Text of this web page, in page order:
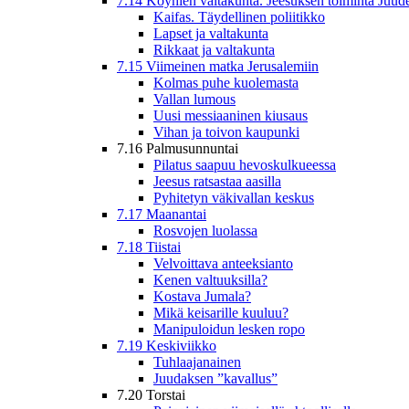
Kaifas. Täydellinen poliitikko
Lapset ja valtakunta
Rikkaat ja valtakunta
7.15 Viimeinen matka Jerusalemiin
Kolmas puhe kuolemasta
Vallan lumous
Uusi messiaaninen kiusaus
Vihan ja toivon kaupunki
7.16 Palmusunnuntai
Pilatus saapuu hevoskulkueessa
Jeesus ratsastaa aasilla
Pyhitetyn väkivallan keskus
7.17 Maanantai
Rosvojen luolassa
7.18 Tiistai
Velvoittava anteeksianto
Kenen valtuuksilla?
Kostava Jumala?
Mikä keisarille kuuluu?
Manipuloidun lesken ropo
7.19 Keskiviikko
Tuhlaajanainen
Juudaksen ”kavallus”
7.20 Torstai